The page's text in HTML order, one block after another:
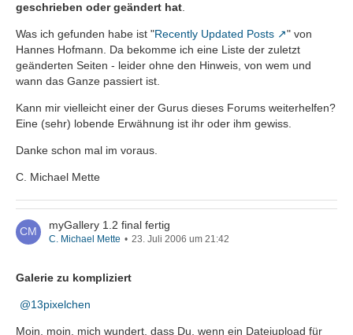
geschrieben oder geändert hat
Was ich gefunden habe ist "Recently Updated Posts
" von
Hannes Hofmann. Da bekomme ich eine Liste der zuletzt
geänderten Seiten - leider ohne den Hinweis, von wem und
wann das Ganze passiert ist.
Kann mir vielleicht einer der Gurus dieses Forums weiterhelfen?
Eine (sehr) lobende Erwähnung ist ihr oder ihm gewiss.
Danke schon mal im voraus.
C. Michael Mette
myGallery 1.2 final fertig
C. Michael Mette 23. Juli 2006 um 21:42
Galerie zu kompliziert
13pixelchen
Moin, moin, mich wundert, dass Du, wenn ein Dateiupload für